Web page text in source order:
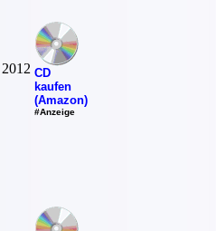
2012 CD
kaufen
(Amazon)
#Anzeige